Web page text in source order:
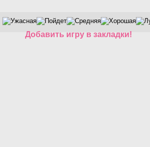
Добавить игру в закладки!